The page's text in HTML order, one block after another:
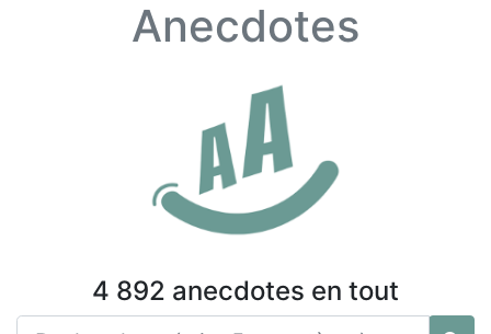
Anecdotes
4 892 anecdotes en tout